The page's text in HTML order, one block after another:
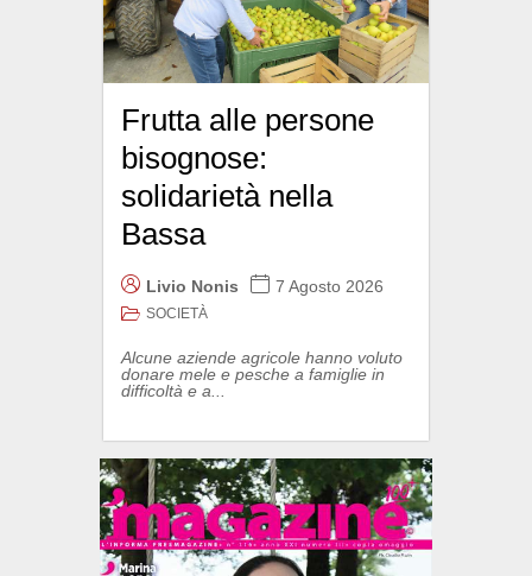
Frutta alle persone
bisognose:
solidarietà nella
Bassa
Livio Nonis 7 Agosto 2026
SOCIETÀ
Alcune aziende agricole hanno voluto
donare mele e pesche a famiglie in
difficoltà e a...